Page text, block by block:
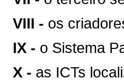
VIII - os
IX - o Sistema
X - as ICTs